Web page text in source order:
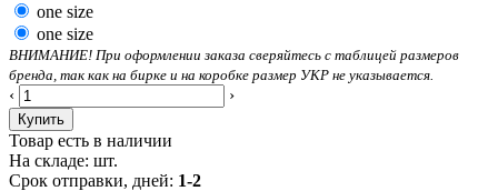
one size
one size
ВНИМАНИЕ! При оформлении заказа сверяйтесь с таблицей размеров
бренда, так как на бирке и на коробке размер УКР не указывается.
‹ ›
Купить
Товар есть в наличии
На складе: шт.
Срок отправки, дней: 1-2